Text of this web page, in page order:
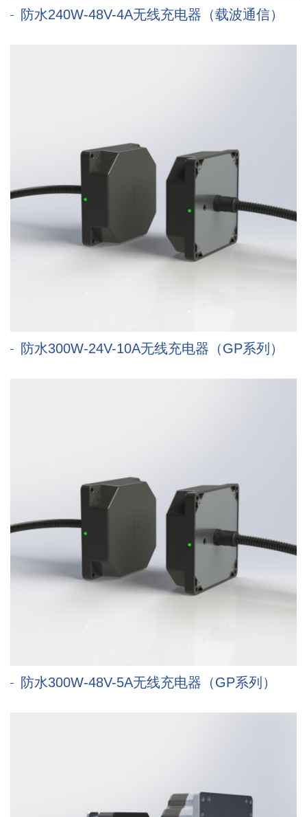
防水240W-48V-4A无线充电器（载波通信）
防水300W-24V-10A无线充电器（GP系列）
防水300W-48V-5A无线充电器（GP系列）